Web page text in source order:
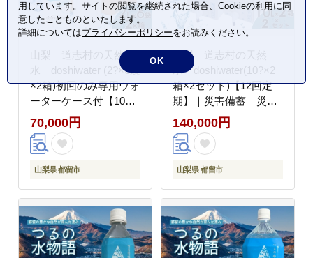
山梨 道志村の天然
水 doshiwater (2?×6袋
×2箱)初回のみ専用ウォ
ーターケース付【10回
定期】｜災害備蓄 災
害 長期保存 ミネラ
ルウォーター 天然
70,000円
山梨県 都留市
山梨 道志村の天然
水 doshiwater(10?×2
箱×2セット)【12回定
期】｜災害備蓄 災
害 長期保存 ミネラ
ルウォーター 天然
水 水 防災
140,000円
山梨県 都留市
用しています。サイトの閲覧を継続された場合、Cookieの利用に同
意したことものといたします。
詳細についてはプライバシーポリシーをお読みください。
OK